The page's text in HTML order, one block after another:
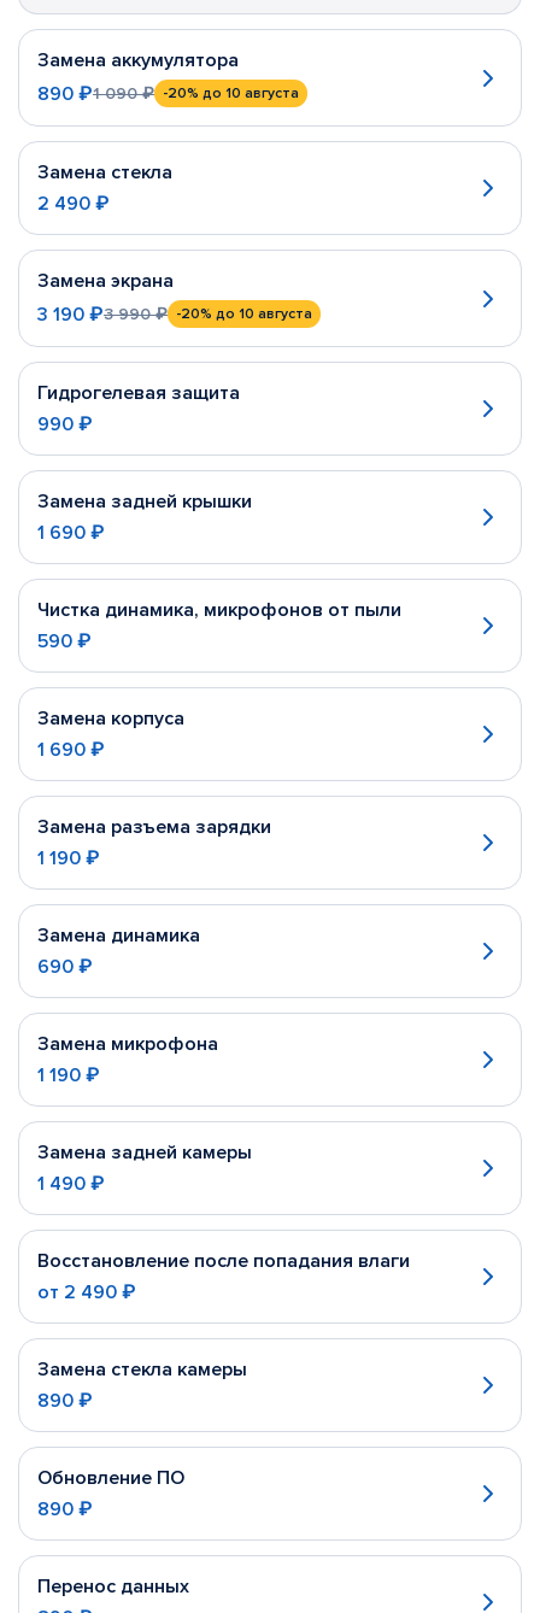
Замена аккумулятора
890 ₽1 090 ₽ -20% до 10 августа
Замена стекла
2 490 ₽
Замена экрана
3 190 ₽3 990 ₽ -20% до 10 августа
Гидрогелевая защита
990 ₽
Замена задней крышки
1 690 ₽
Чистка динамика, микрофонов от пыли
590 ₽
Замена корпуса
1 690 ₽
Замена разъема зарядки
1 190 ₽
Замена динамика
690 ₽
Замена микрофона
1 190 ₽
Замена задней камеры
1 490 ₽
Восстановление после попадания влаги
от 2 490 ₽
Замена стекла камеры
890 ₽
Обновление ПО
890 ₽
Перенос данных